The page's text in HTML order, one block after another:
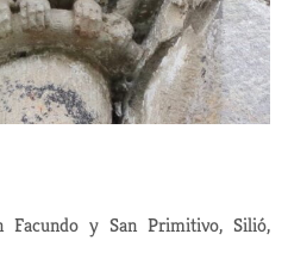
Facundo y San Primitivo, Silió,